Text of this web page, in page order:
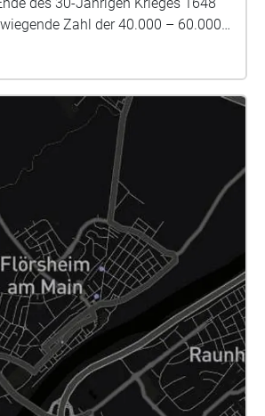
Zahl der 40.000 – 60.000
bezeichneter und
verhört, durch Folter zu falschen
Geschichtsaufarbeitung
von als Hexen oder
Menschen bekannt. In diesem
die Hexenverfolgung in Hofheim.